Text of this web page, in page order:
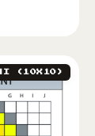
(10X10)